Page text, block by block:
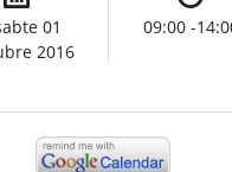
01
2016
09:00 -